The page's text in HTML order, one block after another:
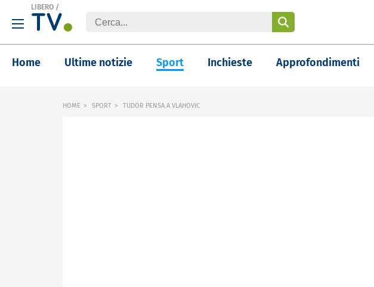
LIBERO /
Home Ultime notizie Sport Inchieste Approfondimenti
HOME SPORT TUDOR PENSA A VLAHOVIC